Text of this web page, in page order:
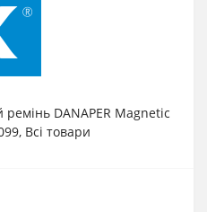
DANAPER Magnetic
, Всі товари